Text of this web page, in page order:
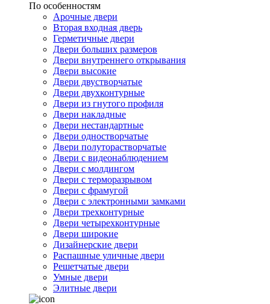
По особенностям
Арочные двери
Вторая входная дверь
Герметичные двери
Двери больших размеров
Двери внутреннего открывания
Двери высокие
Двери двустворчатые
Двери двухконтурные
Двери из гнутого профиля
Двери накладные
Двери нестандартные
Двери одностворчатые
Двери полуторастворчатые
Двери с видеонаблюдением
Двери с молдингом
Двери с терморазрывом
Двери с фрамугой
Двери с электронными замками
Двери трехконтурные
Двери четырехконтурные
Двери широкие
Дизайнерские двери
Распашные уличные двери
Решетчатые двери
Умные двери
Элитные двери